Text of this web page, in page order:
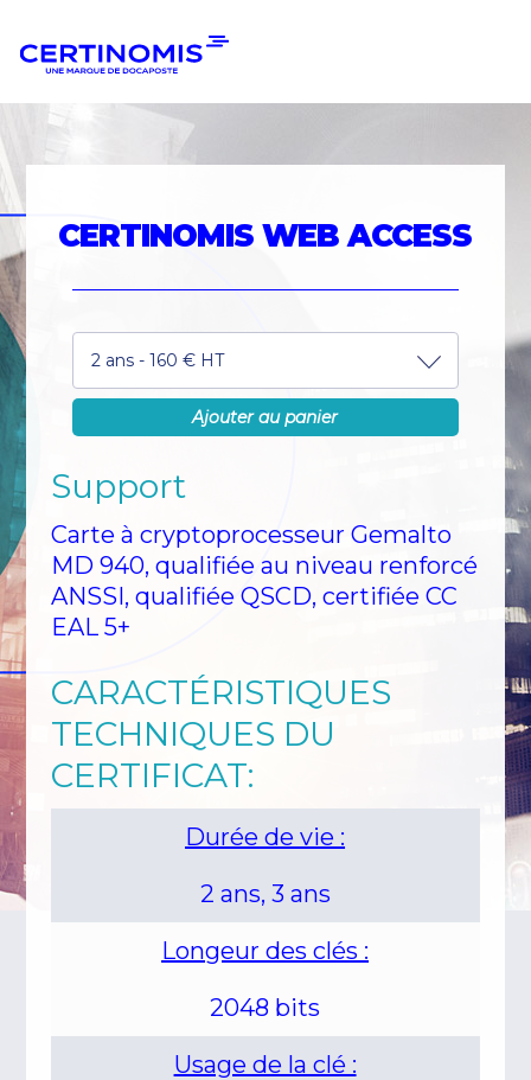
à
navigation
au
CERTINOMIS WEB ACCESS
2 ans - 160 € HT
Ajouter au panier
Support
Carte à cryptoprocesseur Gemalto
MD 940, qualifiée au niveau renforcé
ANSSI, qualifiée QSCD, certifiée CC
EAL 5+
CARACTÉRISTIQUES
TECHNIQUES DU
CERTIFICAT:
Durée de vie :
2 ans, 3 ans
Longeur des clés :
2048 bits
Usage de la clé :